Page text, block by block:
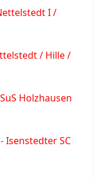
I /
/ Hille /
Holzhausen
Isenstedter SC